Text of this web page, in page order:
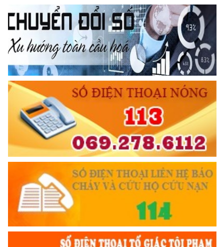
Đối với đồng sự, phải
THÂN ÁI GIÚP ĐỠ
Đối với chính phủ, phải
TUYỆT ĐỐI TRUNG THÀNH
Đối với nhân dân, phải
KÍNH TRỌNG LỄ PHÉP
Đối với công việc, phải
TẬN TỤY
Đối với địch, phải
CƯƠNG QUYẾT, KHÔN KHÉO
Trích thư Chủ tịch Hồ Chí Minh
gửi Công an Khu XII,
ngày 11 tháng 3 năm 1948.